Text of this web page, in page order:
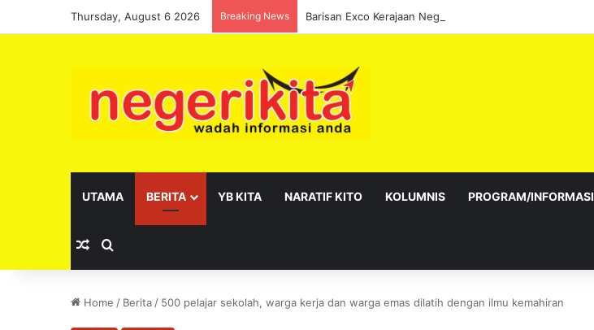
Thursday, August 6 2026 Breaking News
UTAMA BERITA YB KITA NARATIF KITO KOLUMNIS PROGRAM/INFORMASI
Random Article
Home / Berita / 500 pelajar sekolah, warga kerja dan warga emas dilatih dengan ilmu kemahiran